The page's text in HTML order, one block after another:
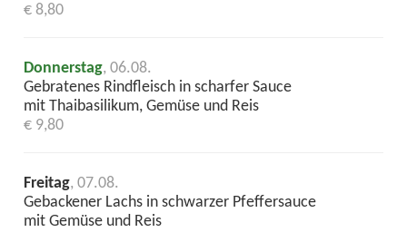
€ 8,80
Donnerstag, 06.08.
Gebratenes Rindfleisch in scharfer Sauce
mit Thaibasilikum, Gemüse und Reis
€ 9,80
Freitag, 07.08.
Gebackener Lachs in schwarzer Pfeffersauce
mit Gemüse und Reis